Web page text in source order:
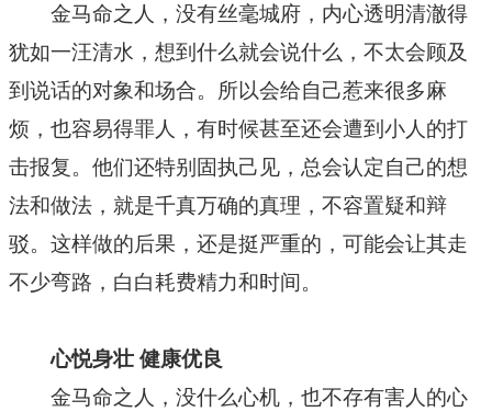
金马命之人，没有丝毫城府，内心透明清澈得
犹如一汪清水，想到什么就会说什么，不太会顾及
到说话的对象和场合。所以会给自己惹来很多麻
烦，也容易得罪人，有时候甚至还会遭到小人的打
击报复。他们还特别固执己见，总会认定自己的想
法和做法，就是千真万确的真理，不容置疑和辩
驳。这样做的后果，还是挺严重的，可能会让其走
不少弯路，白白耗费精力和时间。
心悦身壮 健康优良
金马命之人，没什么心机，也不存有害人的心